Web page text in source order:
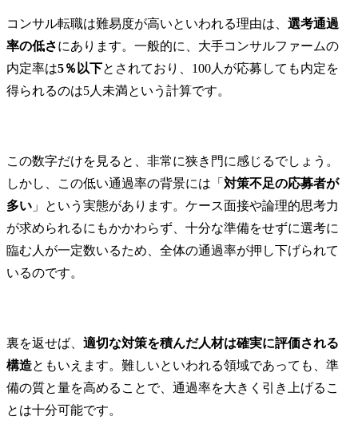
DX化等、法務・知財にお
ける当社事業支援・貢献
のための各種施策の企
画・立案・実施等)
・国内外の知財業務対応
的財産権の活用、権利侵
害の予防やトラブル等に
関する各種プロジェクト
支援、相談対応等)
主な仕事の概要
・新しいビジネスや社内
に向けた戦略の策定・実
行・検証を通じて事業成
長を支援します。
各事業部門との密接な連
携により、事業特性に応
コンサル転職は難易度が高いといわれる理由は、 選考通過
率の低さにあります。一般的に、大手コンサルファームの
内定率は5％以下とされており、100人が応募しても内定を
得られるのは5人未満という計算です。
この数字だけを見ると、非常に狭き門に感じるでしょう。
しかし、この低い通過率の背景には「 対策不足の応募者が
多い 」という実態があります。ケース面接や論理的思考力
が求められるにもかかわらず、十分な準備をせずに選考に
臨む人が一定数いるため、全体の通過率が押し下げられて
いるのです。
裏を返せば、 適切な対策を積んだ人材は確実に評価される
構造ともいえます。難しいといわれる領域であっても、準
備の質と量を高めることで、通過率を大きく引き上げるこ
とは十分可能です。